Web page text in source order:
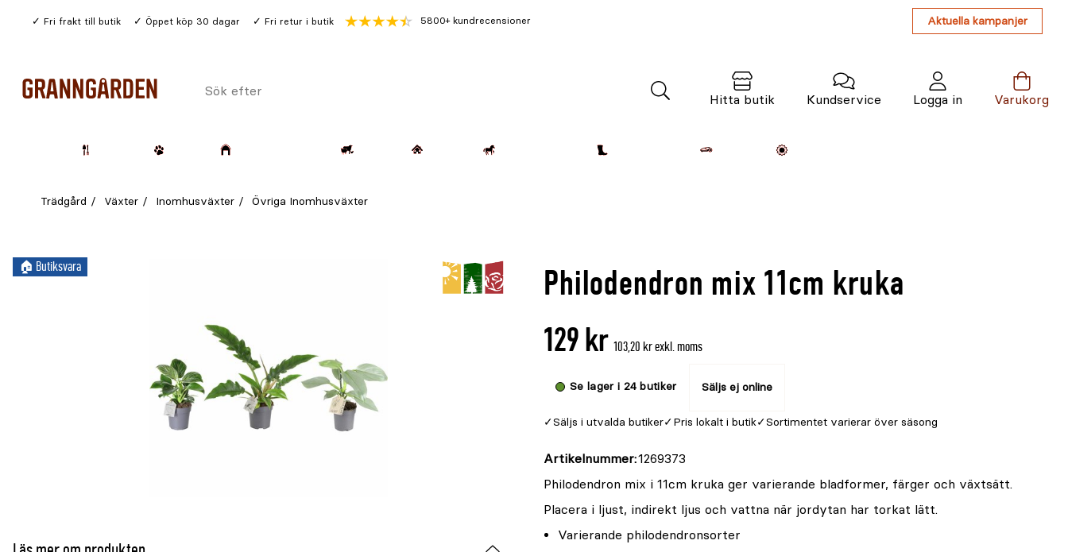
Fri frakt till butik Öppet köp 30 dagar Fri retur i butik 5800+ kundrecensioner Aktuella kampanjer
Sök
Hitta butik Kundservice Logga in Varukorg
Trädgård Växter Inomhusväxter Övriga Inomhusväxter
Philodendron mix 11cm kruka
129 kr 103,20 kr exkl. moms
Se lager i 24 butiker Säljs ej online
Säljs i utvalda butiker Pris lokalt i butik Sortimentet varierar över säsong
Artikelnummer 1269373
Philodendron mix i 11cm kruka ger varierande bladformer, färger och växtsätt.
Placera i ljust, indirekt ljus och vattna när jordytan har torkat lätt.
Varierande philodendronsorter
🏠︎ Butiksvara